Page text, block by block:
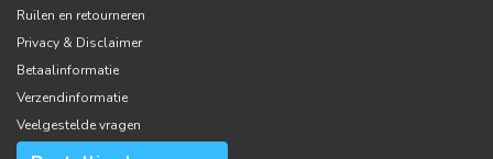
Ruilen en retourneren
Privacy & Disclaimer
Betaalinformatie
Verzendinformatie
Veelgestelde vragen